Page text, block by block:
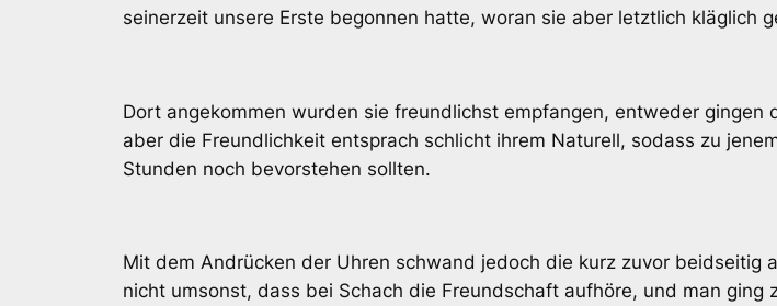
seinerzeit unsere Erste begonnen hatte, woran sie aber letztlich kläglich
Dort angekommen wurden sie freundlichst empfangen, entweder
aber die Freundlichkeit entsprach schlicht ihrem Naturell, sodass zu
Stunden noch bevorstehen sollten.
Mit dem Andrücken der Uhren schwand jedoch die kurz zuvor beidseitig
nicht umsonst, dass bei Schach die Freundschaft aufhöre, und man